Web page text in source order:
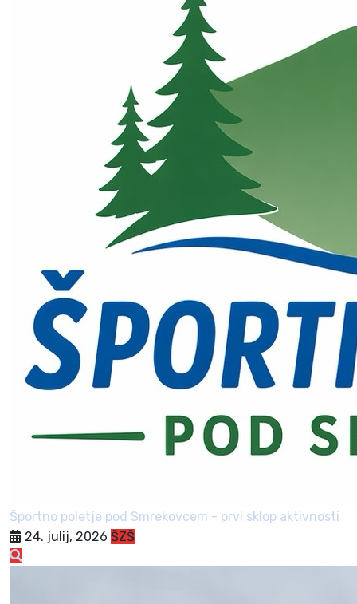
Športno poletje pod Smrekovcem - prvi sklop aktivnosti
24. julij, 2026 ŠZŠ